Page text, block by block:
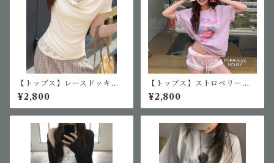
【トップス】レースドッキン
グオフショルTシャツ
¥2,800
【トップス】ストロベリーロ
ゴTシャツ
¥2,800